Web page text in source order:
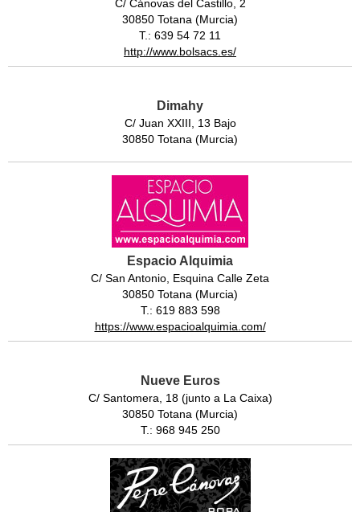
C/ Cánovas del Castillo, 2
30850 Totana (Murcia)
T.: 639 54 72 11
http://www.bolsacs.es/
Dimahy
C/ Juan XXIII, 13 Bajo
30850 Totana (Murcia)
Espacio Alquimia
C/ San Antonio, Esquina Calle Zeta
30850 Totana (Murcia)
T.: 619 883 598
https://www.espacioalquimia.com/
Nueve Euros
C/ Santomera, 18 (junto a La Caixa)
30850 Totana (Murcia)
T.: 968 945 250